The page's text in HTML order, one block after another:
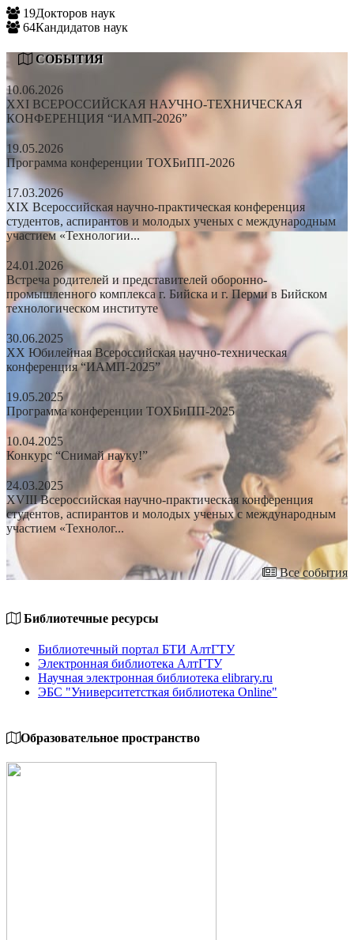
19Докторов наук
64Кандидатов наук
СОБЫТИЯ
10.06.2026
XXI ВСЕРОССИЙСКАЯ НАУЧНО-ТЕХНИЧЕСКАЯ
КОНФЕРЕНЦИЯ “ИАМП-2026”
19.05.2026
Программа конференции ТОХБиПП-2026
17.03.2026
XIX Всероссийская научно-практическая конференция
студентов, аспирантов и молодых ученых с международным
участием «Технологии...
24.01.2026
Встреча родителей и представителей оборонно-
промышленного комплекса г. Бийска и г. Перми в Бийском
технологическом институте
30.06.2025
XX Юбилейная Всероссийская научно-техническая
конференция “ИАМП-2025”
19.05.2025
Программа конференции ТОХБиПП-2025
10.04.2025
Конкурс “Снимай науку!”
24.03.2025
XVIII Всероссийская научно-практическая конференция
студентов, аспирантов и молодых ученых с международным
участием «Технолог...
Все события
Библиотечные ресурсы
Библиотечный портал БТИ АлтГТУ
Электронная библиотека АлтГТУ
Научная электронная библиотека elibrary.ru
ЭБС "Университетсткая библиотека Online"
Образовательное пространство